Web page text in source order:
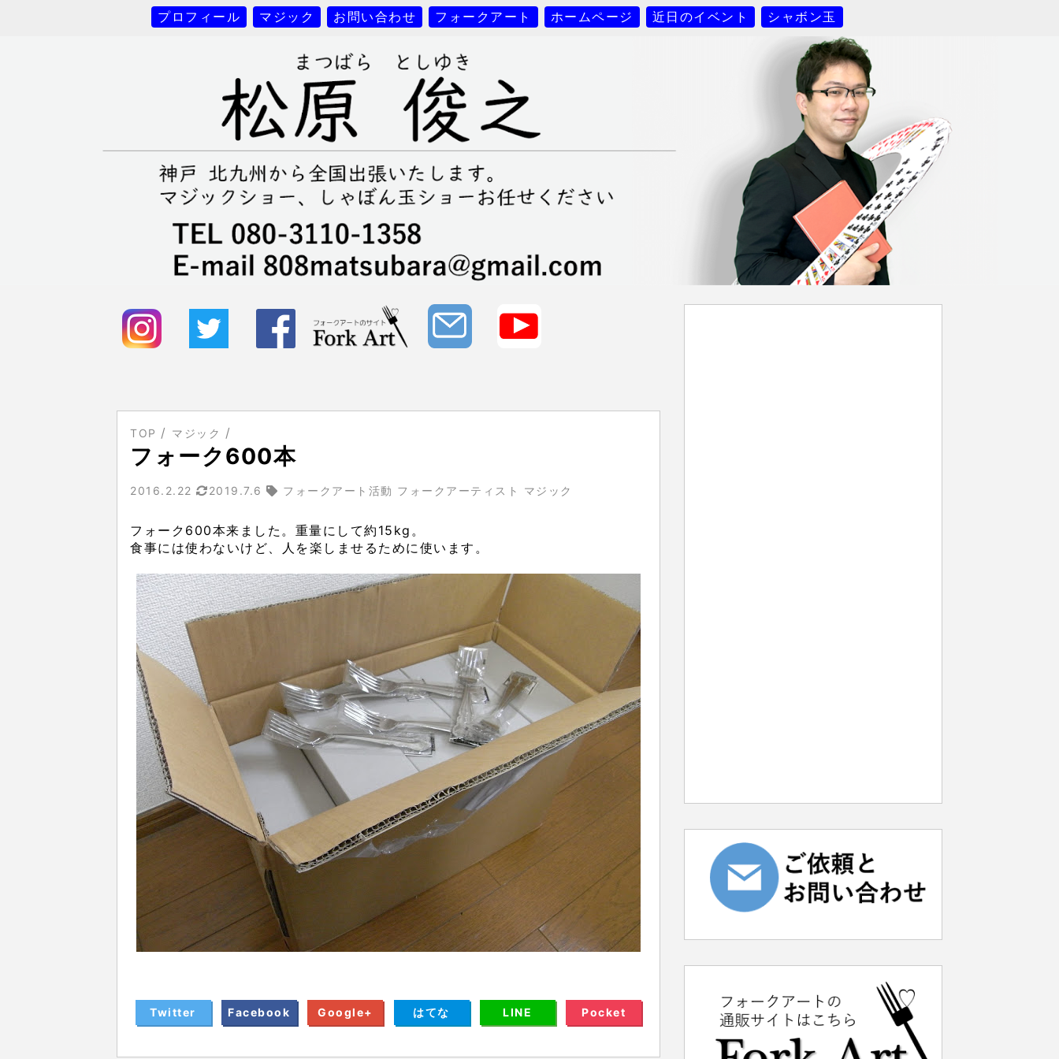
プロフィール マジック お問い合わせ フォークアート ホームページ 近日のイベント シャボン玉
TOP マジック
フォーク600本
2016.2.22 2019.7.6 フォークアート活動 フォークアーティスト マジック
フォーク600本来ました。重量にして約15kg。
食事には使わないけど、人を楽しませるために使います。
Twitter Facebook Google+ はてな LINE Pocket